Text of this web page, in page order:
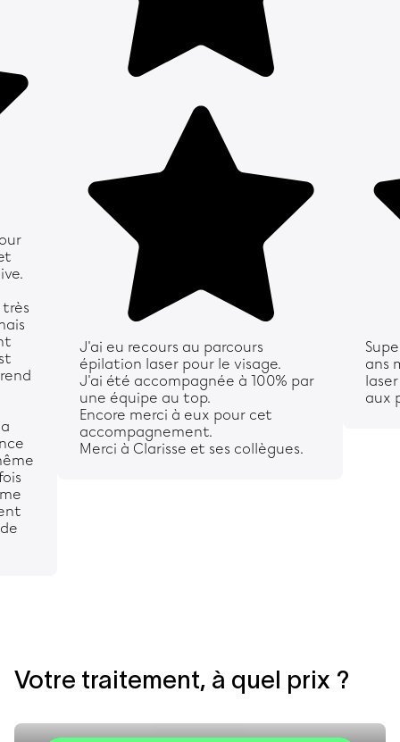
J'ai eu recours au parcours
épilation laser pour le visage.
J'ai été accompagnée à 100% par
une équipe au top.
Encore merci à eux pour cet
accompagnement.
Merci à Clarisse et ses collègues.
ans
aux
Votre traitement, à quel prix ?